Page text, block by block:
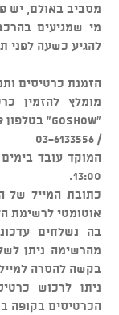
מסביב באולם, יש
מי שמגיעים
להגיע כשעה לפני
הזמנת כרטיסים
מומלץ להזמין
"GOSHOW" בטלפון 6119*
/ 03-6133556
13:00.
כתובת המייל של
אוטומטי לרשימת
בה נשלחים
מהרשימה ניתן
בקשה להסרה
ניתן לרכוש
הכרטיסים בקופה